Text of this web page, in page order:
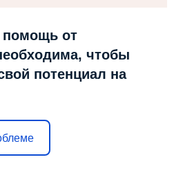
помощь от
чтобы
потенциал на